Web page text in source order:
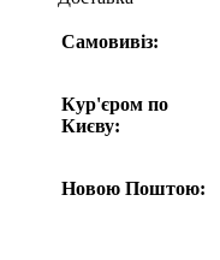
Самовивіз:
Кур'єром по
Києву:
Новою Поштою: